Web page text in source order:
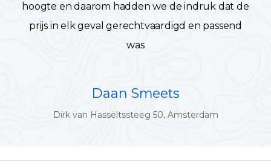
hoogte en daarom hadden we de indruk dat de
prijs in elk geval gerechtvaardigd en passend
was
Daan Smeets
Dirk van Hasseltssteeg 50, Amsterdam